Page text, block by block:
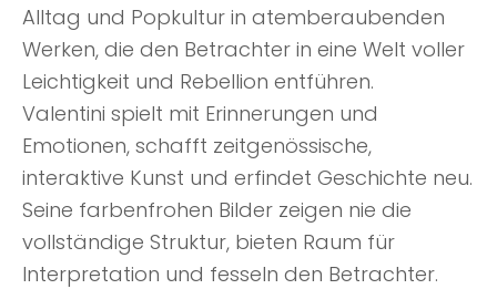
Alltag und Popkultur in atemberaubenden
Werken, die den Betrachter in eine Welt voller
Leichtigkeit und Rebellion entführen.
Valentini spielt mit Erinnerungen und
Emotionen, schafft zeitgenössische,
interaktive Kunst und erfindet Geschichte neu.
Seine farbenfrohen Bilder zeigen nie die
vollständige Struktur, bieten Raum für
Interpretation und fesseln den Betrachter.